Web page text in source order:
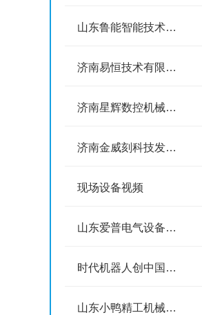
山东鲁能智能技术有限公司
济南易恒技术有限公司
济南星辉数控机械科技有限公司
济南金威刻科技发展有限公司
现场设备视频
山东爱普电气设备有限公司
时代机器人创中国品牌
山东小鸭精工机械有限公司